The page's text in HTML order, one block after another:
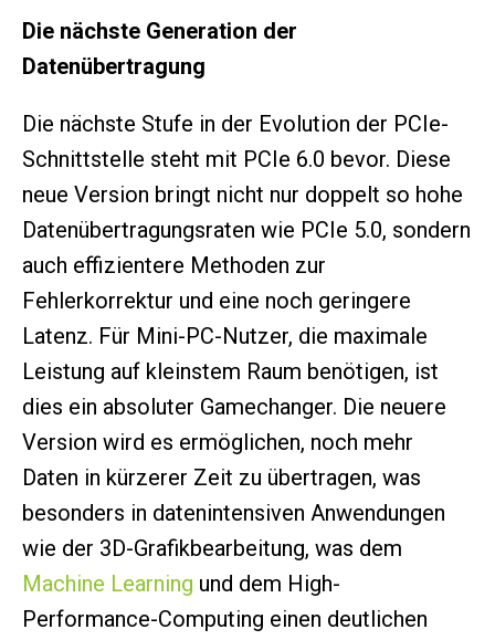
Die nächste Generation der
Datenübertragung
Die nächste Stufe in der Evolution der PCIe-
Schnittstelle steht mit PCIe 6.0 bevor. Diese
neue Version bringt nicht nur doppelt so hohe
Datenübertragungsraten wie PCIe 5.0, sondern
auch effizientere Methoden zur
Fehlerkorrektur und eine noch geringere
Latenz. Für Mini-PC-Nutzer, die maximale
Leistung auf kleinstem Raum benötigen, ist
dies ein absoluter Gamechanger. Die neuere
Version wird es ermöglichen, noch mehr
Daten in kürzerer Zeit zu übertragen, was
besonders in datenintensiven Anwendungen
wie der 3D-Grafikbearbeitung, was dem
Machine Learning und dem High-
Performance-Computing einen deutlichen